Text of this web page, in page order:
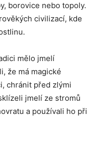
borovice nebo topoly.
civilizací, kde
mělo jmelí
že má magické
chránit před zlými
jmelí ze stromů
a používali ho při